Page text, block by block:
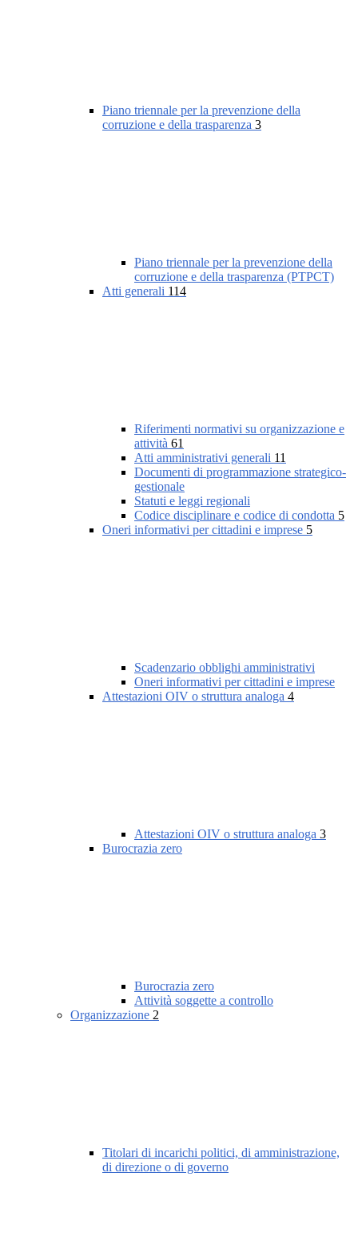
Piano triennale per la prevenzione della
corruzione e della trasparenza 3
Piano triennale per la prevenzione della
corruzione e della trasparenza (PTPCT)
Atti generali 114
Riferimenti normativi su organizzazione e
attività 61
Atti amministrativi generali 11
Documenti di programmazione strategico-
gestionale
Statuti e leggi regionali
Codice disciplinare e codice di condotta 5
Oneri informativi per cittadini e imprese 5
Scadenzario obblighi amministrativi
Oneri informativi per cittadini e imprese
Attestazioni OIV o struttura analoga 4
Attestazioni OIV o struttura analoga 3
Burocrazia zero
Burocrazia zero
Attività soggette a controllo
Organizzazione 2
Titolari di incarichi politici, di amministrazione,
di direzione o di governo